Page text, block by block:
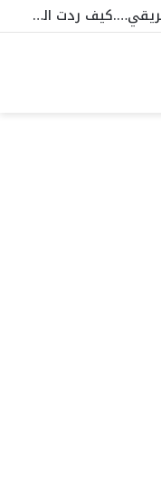
دجوليبا ومازيمبي في طريق الافريقي….كيف ردت الهيئة والإطار الفني الفعل… وتحركات عاجلة لحسم هذه الصفقات ….